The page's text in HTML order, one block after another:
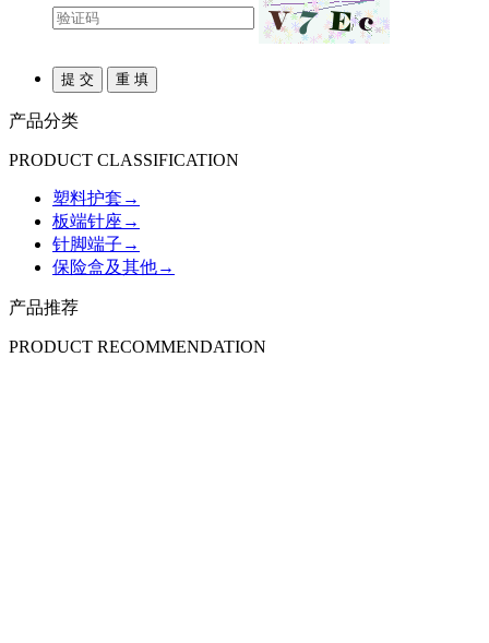
产品分类
PRODUCT CLASSIFICATION
塑料护套 →
板端针座 →
针脚端子 →
保险盒及其他→
产品推荐
PRODUCT RECOMMENDATION